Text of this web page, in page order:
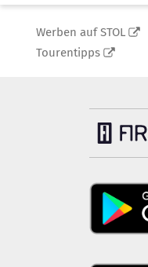
Werben auf STOL
Tourentipps